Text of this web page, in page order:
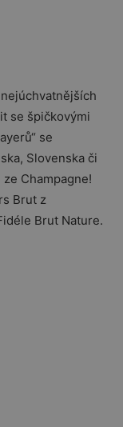
se špičkovými
se
Slovenska či
Champagne!
Brut z
Brut Nature.